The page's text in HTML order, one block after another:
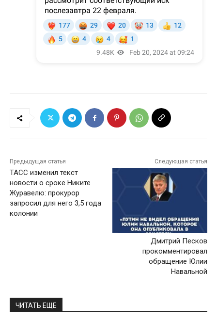
Предыдущая статья
ТАСС изменил текст
новости о сроке Никите
Журавелю: прокурор
запросил для него 3,5 года
колонии
Следующая статья
Дмитрий Песков
прокомментировал
обращение Юлии
Навальной
ЧИТАТЬ ЕЩЕ